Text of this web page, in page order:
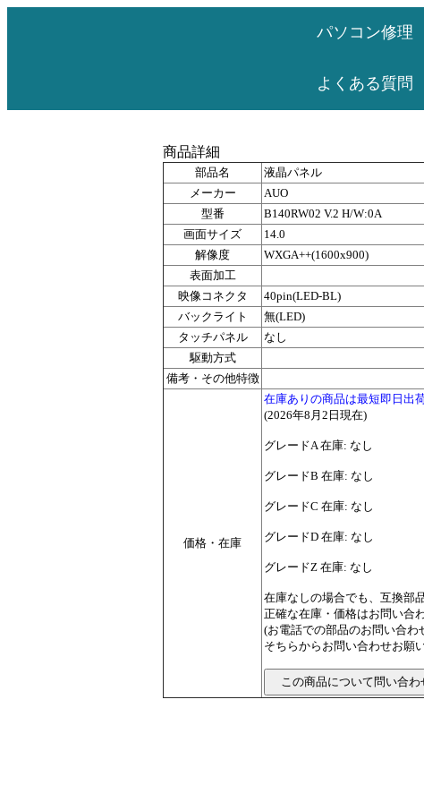
パソコン修理
よくある質問
商品詳細
部品名
液晶パネル
メーカー
AUO
型番
B140RW02 V.2 H/W:0A
画面サイズ
14.0
解像度
WXGA++(1600x900)
表面加工
映像コネクタ
40pin(LED-BL)
バックライト
無(LED)
タッチパネル
なし
駆動方式
備考・その他特徴
価格・在庫
在庫ありの商品は最短即日出
(2026年8月2日現在)
グレードA 在庫: なし
グレードB 在庫: なし
グレードC 在庫: なし
グレードD 在庫: なし
グレードZ 在庫: なし
在庫なしの場合でも、互換部
正確な在庫・価格はお問い合
(お電話での部品のお問い合わ
そちらからお問い合わせお願